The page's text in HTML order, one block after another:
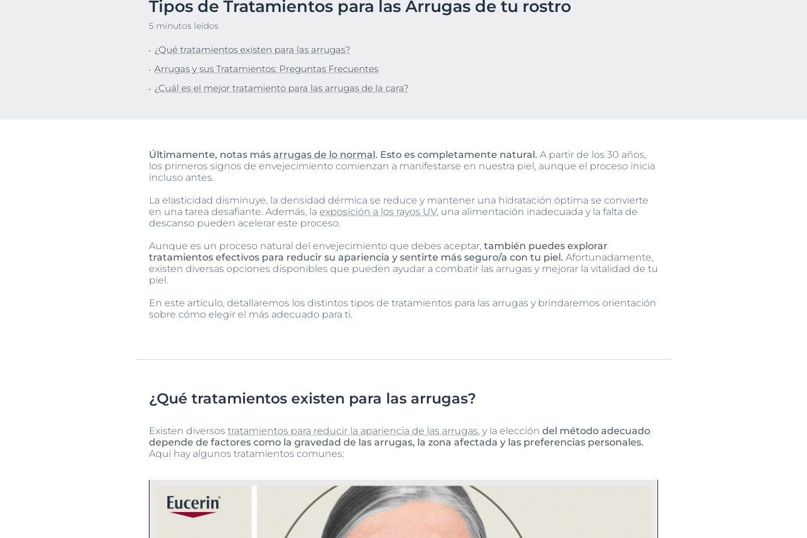
pH5
Hiperpigmentación
Más información
Tipos de Tratamientos para las Arrugas de tu rostro
5 minutos leídos
¿Qué tratamientos existen para las arrugas?
Arrugas y sus Tratamientos: Preguntas Frecuentes
¿Cuál es el mejor tratamiento para las arrugas de la cara?
Últimamente, notas más arrugas de lo normal. Esto es completamente natural. A partir de los 30 años,
los primeros signos de envejecimiento comienzan a manifestarse en nuestra piel, aunque el proceso inicia
incluso antes.
La elasticidad disminuye, la densidad dérmica se reduce y mantener una hidratación óptima se convierte
en una tarea desafiante. Además, la exposición a los rayos UV, una alimentación inadecuada y la falta de
descanso pueden acelerar este proceso.
Aunque es un proceso natural del envejecimiento que debes aceptar, también puedes explorar
tratamientos efectivos para reducir su apariencia y sentirte más seguro/a con tu piel. Afortunadamente,
existen diversas opciones disponibles que pueden ayudar a combatir las arrugas y mejorar la vitalidad de tu
piel.
En este artículo, detallaremos los distintos tipos de tratamientos para las arrugas y brindaremos orientación
sobre cómo elegir el más adecuado para ti.
¿Qué tratamientos existen para las arrugas?
Existen diversos tratamientos para reducir la apariencia de las arrugas, y la elección del método adecuado
depende de factores como la gravedad de las arrugas, la zona afectada y las preferencias personales.
Aquí hay algunos tratamientos comunes: